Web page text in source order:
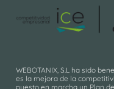
WEBOTANIX, S.L ha sido
es la mejora de la
puesto en marcha un Plan